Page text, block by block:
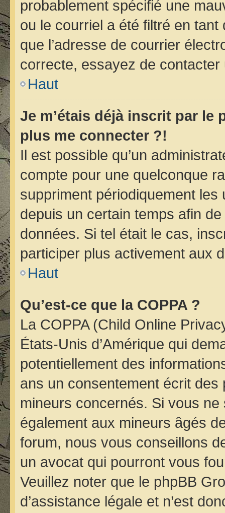
probablement spécifié une
ou le courriel a été filtré en
que l’adresse de courrier
correcte, essayez de contacter
Haut
Je m’étais déjà inscrit par le
plus me connecter ?!
Il est possible qu’un
compte pour une quelconque
suppriment périodiquement les
depuis un certain temps afin
données. Si tel était le cas,
participer plus activement aux
Haut
Qu’est-ce que la COPPA ?
La COPPA (Child Online
États-Unis d’Amérique qui
potentiellement des
ans un consentement écrit
mineurs concernés. Si vous ne
également aux mineurs âgés
forum, nous vous conseillons
un avocat qui pourront vous
Veuillez noter que le phpBB
d’assistance légale et n’est